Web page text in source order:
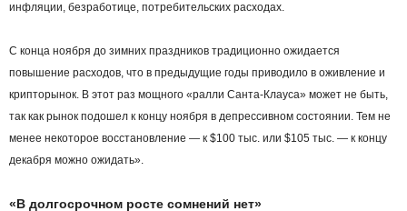
инфляции, безработице, потребительских расходах.
С конца ноября до зимних праздников традиционно ожидается
повышение расходов, что в предыдущие годы приводило в оживление и
крипторынок. В этот раз мощного «ралли Санта-Клауса» может не быть,
так как рынок подошел к концу ноября в депрессивном состоянии. Тем не
менее некоторое восстановление — к $100 тыс. или $105 тыс. — к концу
декабря можно ожидать».
«В долгосрочном росте сомнений нет»